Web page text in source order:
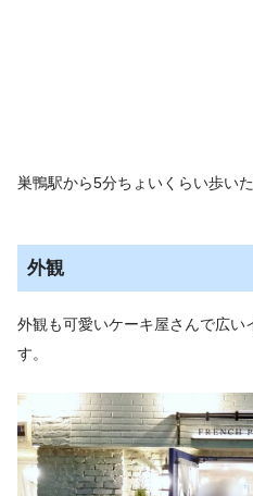
巣鴨駅から5分ちょいくらい歩い
外観
外観も可愛いケーキ屋さんで広い
す。